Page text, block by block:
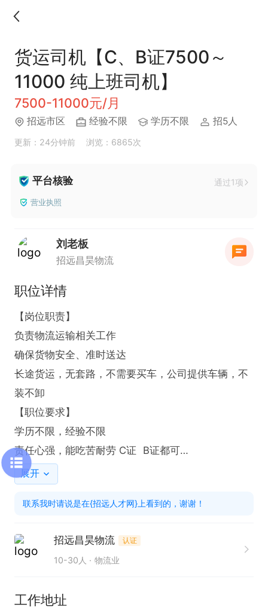
货运司机【C、B证7500～
11000 纯上班司机】
7500-11000元/月
招远市区 经验不限 学历不限 招5人
更新：24分钟前 浏览：6865次
平台核验 通过1项
营业执照
刘老板
招远昌昊物流
职位详情
【岗位职责】
负责物流运输相关工作
确保货物安全、准时送达
长途货运，无套路，不需要买车，公司提供车辆，不
装不卸
【职位要求】
学历不限，经验不限
责任心强，能吃苦耐劳 C证  B证都可
薪资待遇
7500~11000元/月
展开
联系我时请说是在{招远人才网}上看到的，谢谢！
招远昌昊物流 认证
10-30人 物流业
工作地址